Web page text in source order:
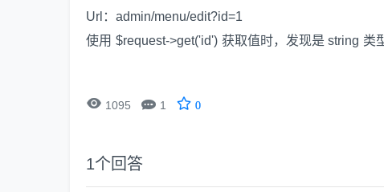
Url：admin/menu/edit?id=1
使用 $request->get('id') 获取值时，发现是 string 类
 1095  1 0
1个回答